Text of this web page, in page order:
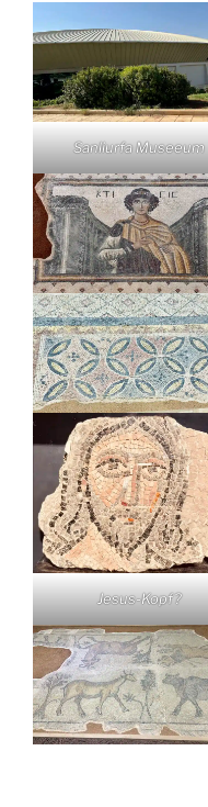
Sanliurfa Museeum
Jesus-Kopf?